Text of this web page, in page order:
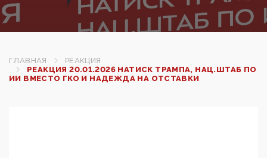
ГЛАВНАЯ
РЕАКЦИЯ
РЕАКЦИЯ 20.01.2026 НАТИСК ТРАМПА, НАЦ.ШТАБ ПО
ИИ ВМЕСТО ГКО И НАДЕЖДА НА ОТСТАВКИ